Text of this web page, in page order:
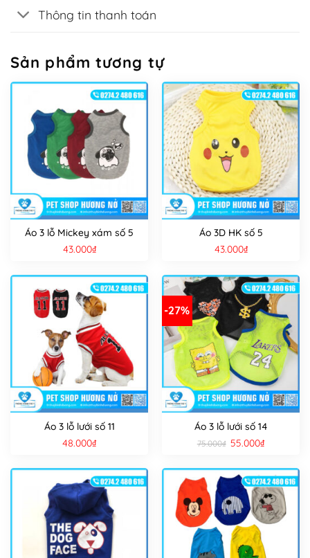
Thông tin thanh toán
Sản phẩm tương tự
Áo 3 lỗ Mickey xám số 5
43.000₫
Áo 3D HK số 5
43.000₫
Áo 3 lỗ lưới số 11
48.000₫
-27%
Áo 3 lỗ lưới số 14
75.000₫ Giá
gốc
75.000₫.
55.000₫Giá
hiện
là:
55.000₫.